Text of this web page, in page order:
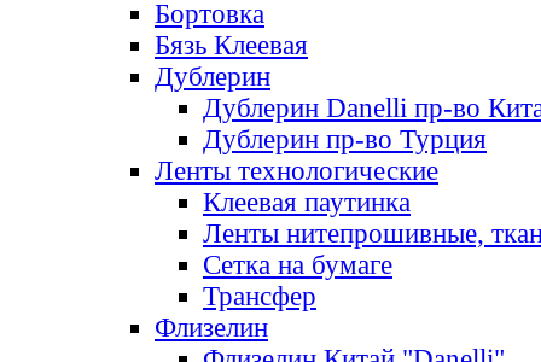
Бортовка
Бязь Клеевая
Дублерин
Дублерин Danelli пр-во
Дублерин пр-во Турция
Ленты технологические
Клеевая паутинка
Ленты нитепрошивные,
Сетка на бумаге
Трансфер
Флизелин